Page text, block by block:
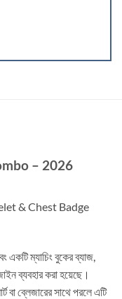
– 2026
& Chest Badge
ম্যাচিং বুকের ব্যাজ,
ব্যবহার করা হয়েছে।
বা ব্লেজারের সাথে পরলে এটি